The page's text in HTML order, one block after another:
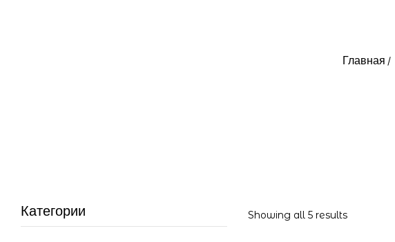
Главная
Категории Showing all 5 results